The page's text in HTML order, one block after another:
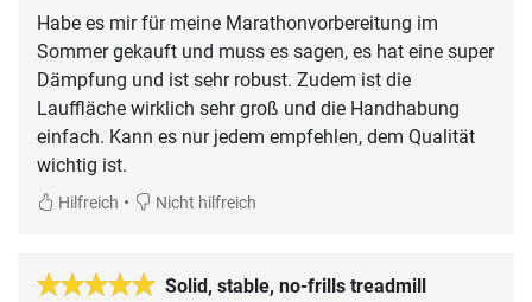
Habe es mir für meine Marathonvorbereitung im
Sommer gekauft und muss es sagen, es hat eine super
Dämpfung und ist sehr robust. Zudem ist die
Lauffläche wirklich sehr groß und die Handhabung
einfach. Kann es nur jedem empfehlen, dem Qualität
wichtig ist.
Hilfreich • Nicht hilfreich
Solid, stable, no-frills treadmill